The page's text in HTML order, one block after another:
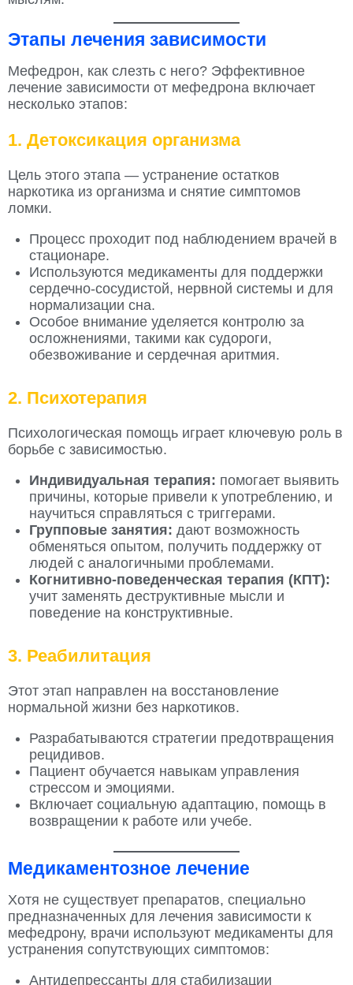
Этапы лечения зависимости
Мефедрон, как слезть с него? Эффективное
лечение зависимости от мефедрона включает
несколько этапов:
1. Детоксикация организма
Цель этого этапа — устранение остатков
наркотика из организма и снятие симптомов
ломки.
Процесс проходит под наблюдением врачей в
стационаре.
Используются медикаменты для поддержки
сердечно-сосудистой, нервной системы и для
нормализации сна.
Особое внимание уделяется контролю за
осложнениями, такими как судороги,
обезвоживание и сердечная аритмия.
2. Психотерапия
Психологическая помощь играет ключевую роль в
борьбе с зависимостью.
Индивидуальная терапия: помогает выявить
причины, которые привели к употреблению, и
научиться справляться с триггерами.
Групповые занятия: дают возможность
обменяться опытом, получить поддержку от
людей с аналогичными проблемами.
Когнитивно-поведенческая терапия (КПТ):
учит заменять деструктивные мысли и
поведение на конструктивные.
3. Реабилитация
Этот этап направлен на восстановление
нормальной жизни без наркотиков.
Разрабатываются стратегии предотвращения
рецидивов.
Пациент обучается навыкам управления
стрессом и эмоциями.
Включает социальную адаптацию, помощь в
возвращении к работе или учебе.
Медикаментозное лечение
Хотя не существует препаратов, специально
предназначенных для лечения зависимости к
мефедрону, врачи используют медикаменты для
устранения сопутствующих симптомов:
Антидепрессанты для стабилизации